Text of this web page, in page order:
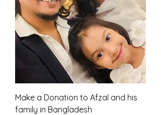
Make a Donation to Afzal and his
family in Bangladesh